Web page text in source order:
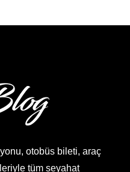
otobüs bileti, araç
tüm seyahat